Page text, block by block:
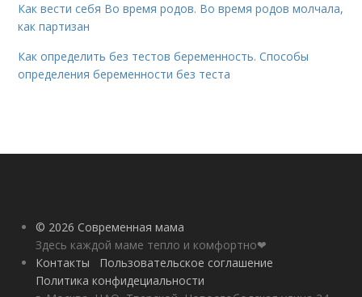
Как вести себя Во время родов. Во время родов молчала,
как партизан
Как определить без тестов беременность. Способы
определения беременности без теста
© 2026 Современная мама
Здесь каждой маме тепло и комфортно❤
Контакты
Пользовательское соглашение
Политика конфидециальности